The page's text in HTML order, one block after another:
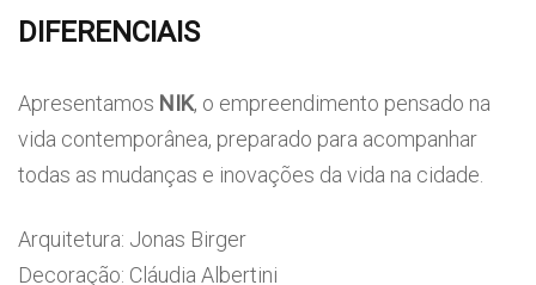
DIFERENCIAIS​
Apresentamos NIK, o empreendimento pensado na
vida contemporânea, preparado para acompanhar
todas as mudanças e inovações da vida na cidade.
Arquitetura: Jonas Birger
Decoração: Cláudia Albertini